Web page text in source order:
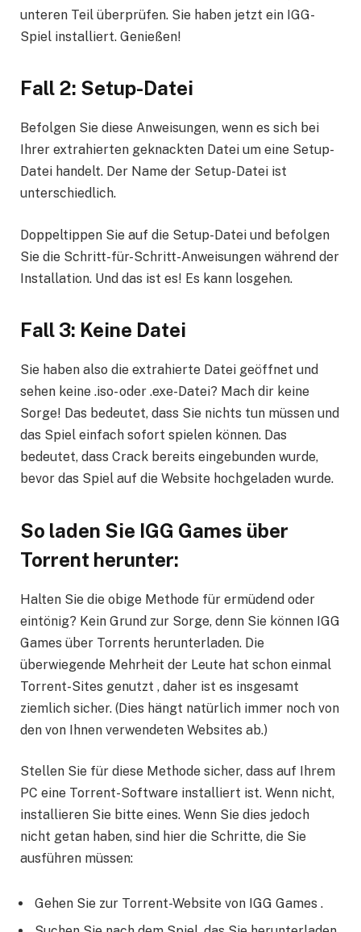
unteren Teil überprüfen. Sie haben jetzt ein IGG-
Spiel installiert. Genießen!
Fall 2: Setup-Datei
Befolgen Sie diese Anweisungen, wenn es sich bei
Ihrer extrahierten geknackten Datei um eine Setup-
Datei handelt. Der Name der Setup-Datei ist
unterschiedlich.
Doppeltippen Sie auf die Setup-Datei und befolgen
Sie die Schritt-für-Schritt-Anweisungen während der
Installation. Und das ist es! Es kann losgehen.
Fall 3: Keine Datei
Sie haben also die extrahierte Datei geöffnet und
sehen keine .iso- oder .exe-Datei? Mach dir keine
Sorge! Das bedeutet, dass Sie nichts tun müssen und
das Spiel einfach sofort spielen können. Das
bedeutet, dass Crack bereits eingebunden wurde,
bevor das Spiel auf die Website hochgeladen wurde.
So laden Sie IGG Games über
Torrent herunter:
Halten Sie die obige Methode für ermüdend oder
eintönig? Kein Grund zur Sorge, denn Sie können IGG
Games über Torrents herunterladen. Die
überwiegende Mehrheit der Leute hat schon einmal
Torrent-Sites genutzt , daher ist es insgesamt
ziemlich sicher. (Dies hängt natürlich immer noch von
den von Ihnen verwendeten Websites ab.)
Stellen Sie für diese Methode sicher, dass auf Ihrem
PC eine Torrent-Software installiert ist. Wenn nicht,
installieren Sie bitte eines. Wenn Sie dies jedoch
nicht getan haben, sind hier die Schritte, die Sie
ausführen müssen:
Gehen Sie zur Torrent-Website von IGG Games .